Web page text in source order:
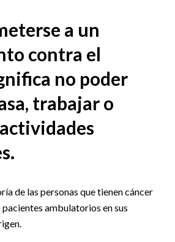
a un
contra el
no poder
trabajar o
de las personas que tienen cáncer
ambulatorios en sus